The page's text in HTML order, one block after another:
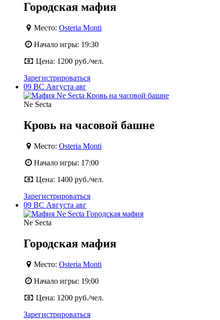
Городская мафия
Место: Osteria Monti
Начало игры: 19:30
Цена: 1200 руб./чел.
Зарегистрироваться
09 ВС Августа авг
Ne Secta
Кровь на часовой башне
Место: Osteria Monti
Начало игры: 17:00
Цена: 1400 руб./чел.
Зарегистрироваться
09 ВС Августа авг
Ne Secta
Городская мафия
Место: Osteria Monti
Начало игры: 19:00
Цена: 1200 руб./чел.
Зарегистрироваться